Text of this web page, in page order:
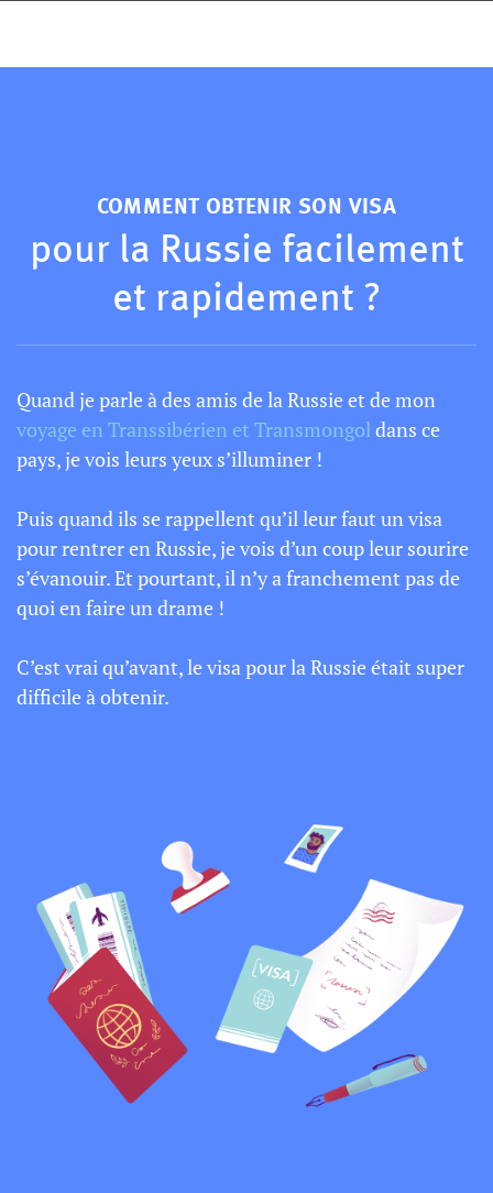
COMMENT OBTENIR SON VISA
pour la Russie facilement
et rapidement ?
Quand je parle à des amis de la Russie et de mon
voyage en Transsibérien et Transmongoldans ce
pays, je vois leurs yeux s’illuminer !
Puis quand ils se rappellent qu’il leur faut un visa
pour rentrer en Russie, je vois d’un coup leur sourire
s’évanouir. Et pourtant, il n’y a franchement pas de
quoi en faire un drame !
C’est vrai qu’avant, le visa pour la Russie était super
difficile à obtenir.